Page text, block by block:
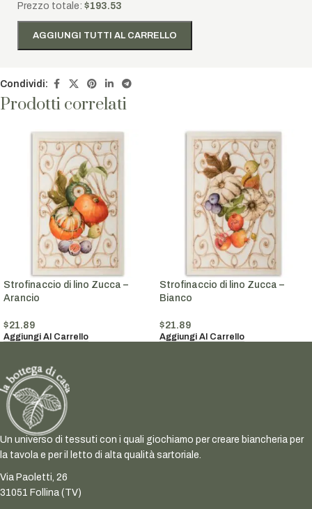
Prezzo totale: $193.53
AGGIUNGI TUTTI AL CARRELLO
Condividi:
Prodotti correlati
Strofinaccio di lino Zucca –
Arancio
$21.89
Aggiungi Al Carrello
Strofinaccio di lino Zucca –
Bianco
$21.89
Aggiungi Al Carrello
Un universo di tessuti con i quali giochiamo per creare biancheria per
la tavola e per il letto di alta qualità sartoriale.
Via Paoletti, 26
31051 Follina (TV)